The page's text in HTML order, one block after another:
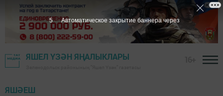
ЯШЕЛ ҮЗӘН ЯҢАЛЫКЛАРЫ
ЯШӘЕШ
4 Автоматическое закрытие баннера через